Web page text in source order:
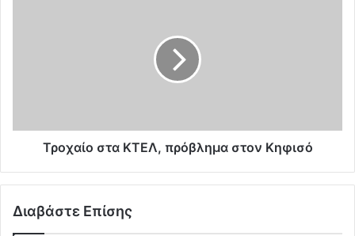
Τροχαίο στα ΚΤΕΛ, πρόβλημα στον Κηφισό
Διαβάστε Επίσης